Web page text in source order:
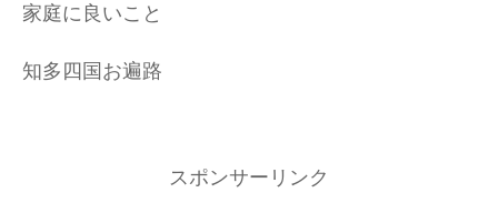
家庭に良いこと
知多四国お遍路
スポンサーリンク